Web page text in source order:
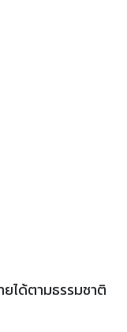
ได้ตามธรรมชาติ